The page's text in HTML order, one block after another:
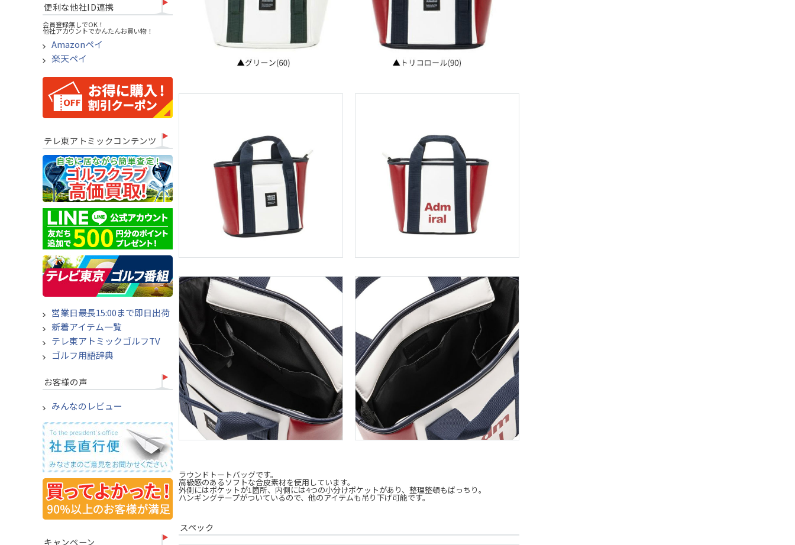
ゴルフシューズ
ウェア
その他
便利な他社ID連携
会員登録無しでOK！
他社アカウントでかんたんお買い物！
Amazonペイ
楽天ペイ
テレ東アトミックコンテンツ
営業日最長15:00まで即日出荷
新着アイテム一覧
テレ東アトミックゴルフTV
ゴルフ用語辞典
お客様の声
みんなのレビュー
キャンペーン
ラウンドトートバッグです。
高級感のあるソフトな合皮素材を使用しています。
外側にはポケットが1箇所、内側には4つの小分けポケットがあり、整理整頓もばっちり。
ハンギングテープがついているので、他のアイテムも吊り下げ可能です。
スペック